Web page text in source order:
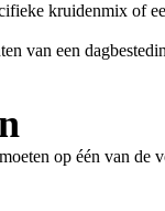
kruidenmix of
van een
op één van de